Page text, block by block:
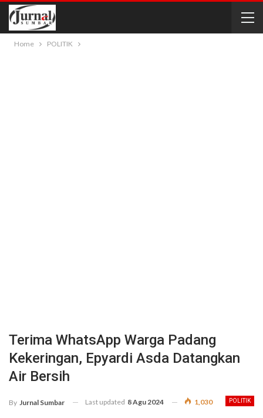
Home POLITIK
Terima WhatsApp Warga Padang
Kekeringan, Epyardi Asda Datangkan
Air Bersih
POLITIK
By Jurnal Sumbar Last updated 8 Agu 2024 1,030